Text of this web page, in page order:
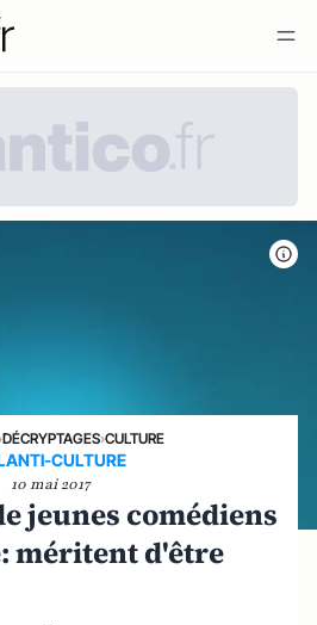
DÉCRYPTAGES›CULTURE
CULTURE
10 mai 2017
jeunes comédiens
méritent d'être